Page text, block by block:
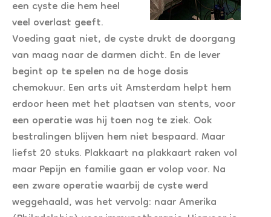
een cyste die hem heel
veel overlast geeft.
Voeding gaat niet, de cyste drukt de doorgang
van maag naar de darmen dicht. En de lever
begint op te spelen na de hoge dosis
chemokuur. Een arts uit Amsterdam helpt hem
erdoor heen met het plaatsen van stents, voor
een operatie was hij toen nog te ziek. Ook
bestralingen blijven hem niet bespaard. Maar
liefst 20 stuks. Plakkaart na plakkaart raken vol
maar Pepijn en familie gaan er volop voor. Na
een zware operatie waarbij de cyste werd
weggehaald, was het vervolg: naar Amerika